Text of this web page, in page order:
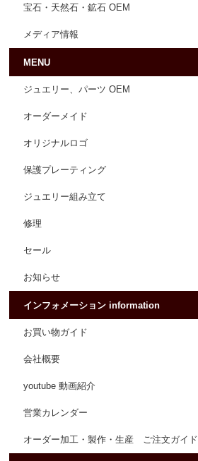
宝石・天然石・鉱石 OEM
メディア情報
MENU
ジュエリー、パーツ OEM
オーダーメイド
オリジナルロゴ
保護プレーティング
ジュエリー組み立て
修理
セール
お知らせ
インフォメーション information
お買い物ガイド
会社概要
youtube 動画紹介
営業カレンダー
オーダー加工・製作・生産 ご注文ガイド